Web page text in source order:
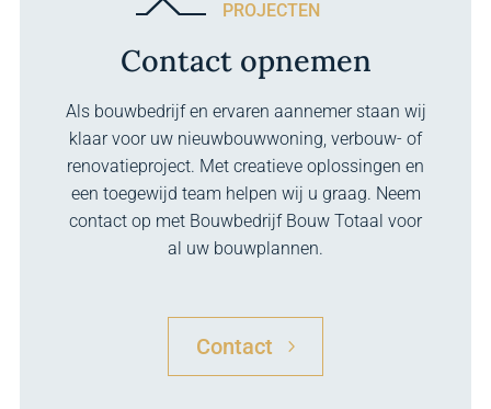
PROJECTEN
Contact opnemen
Als bouwbedrijf en ervaren aannemer staan wij
klaar voor uw nieuwbouwwoning, verbouw- of
renovatieproject. Met creatieve oplossingen en
een toegewijd team helpen wij u graag. Neem
contact op met Bouwbedrijf Bouw Totaal voor
al uw bouwplannen.
Contact